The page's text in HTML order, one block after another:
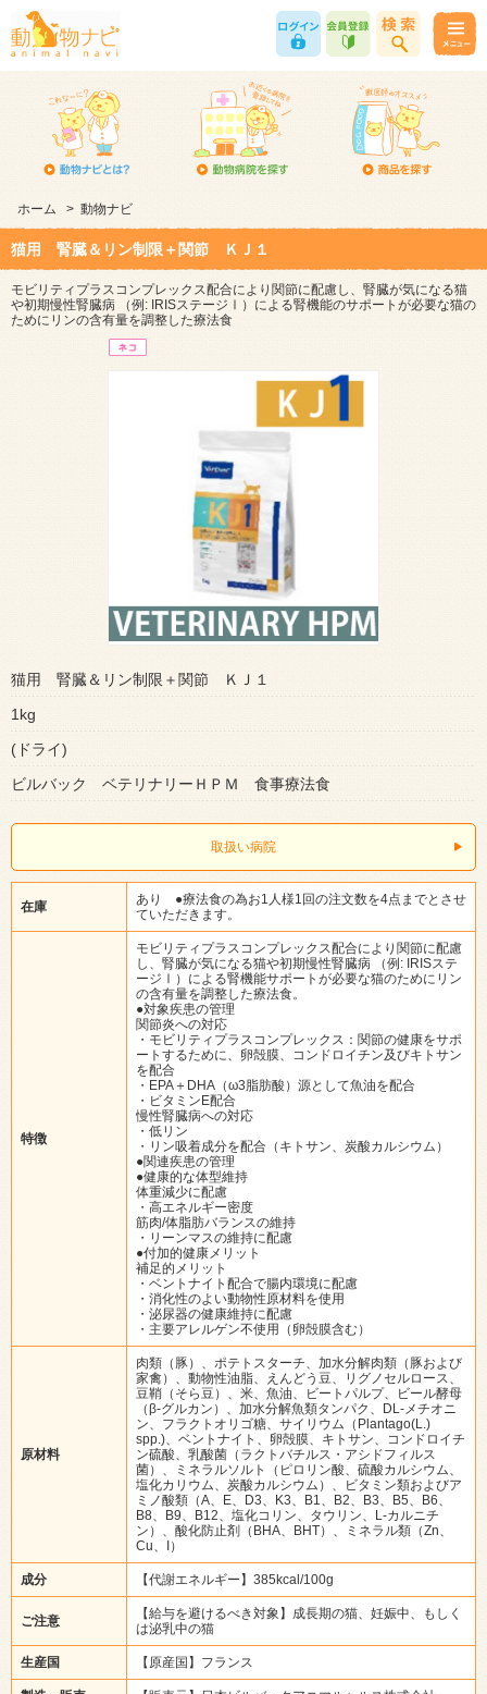
ホーム > 動物ナビ
猫用 腎臓＆リン制限＋関節 ＫＪ１
モビリティプラスコンプレックス配合により関節に配慮し、腎臓が気になる猫
や初期慢性腎臓病 （例: IRISステージⅠ）による腎機能のサポートが必要な猫の
ためにリンの含有量を調整した療法食
猫用 腎臓＆リン制限＋関節 ＫＪ１
1kg
(ドライ)
ビルバック ベテリナリーＨＰＭ 食事療法食
取扱い病院
在庫
あり ●療法食の為お1人様1回の注文数を4点までとさせ
ていただきます。
特徴
モビリティプラスコンプレックス配合により関節に配慮
し、腎臓が気になる猫や初期慢性腎臓病 （例: IRISステ
ージⅠ）による腎機能サポートが必要な猫のためにリン
の含有量を調整した療法食。
●対象疾患の管理
関節炎への対応
・モビリティプラスコンプレックス：関節の健康をサポ
ートするために、卵殻膜、コンドロイチン及びキトサン
を配合
・EPA＋DHA（ω3脂肪酸）源として魚油を配合
・ビタミンE配合
慢性腎臓病への対応
・低リン
・リン吸着成分を配合（キトサン、炭酸カルシウム）
●関連疾患の管理
●健康的な体型維持
体重減少に配慮
・高エネルギー密度
筋肉/体脂肪バランスの維持
・リーンマスの維持に配慮
●付加的健康メリット
補足的メリット
・ベントナイト配合で腸内環境に配慮
・消化性のよい動物性原材料を使用
・泌尿器の健康維持に配慮
・主要アレルゲン不使用（卵殻膜含む）
原材料
肉類（豚）、ポテトスターチ、加水分解肉類（豚および
家禽）、動物性油脂、えんどう豆、リグノセルロース、
豆鞘（そら豆）、米、魚油、ビートパルプ、ビール酵母
（β-グルカン）、加水分解魚類タンパク、DL-メチオニ
ン、フラクトオリゴ糖、サイリウム（Plantago(L.)
spp.)、ベントナイト、卵殻膜、キトサン、コンドロイチ
ン硫酸、乳酸菌（ラクトバチルス・アシドフィルス
菌）、ミネラルソルト（ピロリン酸、硫酸カルシウム、
塩化カリウム、炭酸カルシウム）、ビタミン類およびア
ミノ酸類（A、E、D3、K3、B1、B2、B3、B5、B6、
B8、B9、B12、塩化コリン、タウリン、L-カルニチ
ン）、酸化防止剤（BHA、BHT）、ミネラル類（Zn、
Cu、I）
成分 【代謝エネルギー】385kcal/100g
ご注意
【給与を避けるべき対象】成長期の猫、妊娠中、もしく
は泌乳中の猫
生産国 【原産国】フランス